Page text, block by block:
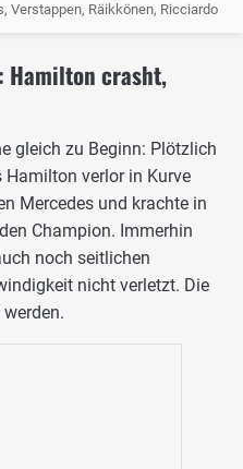
Verstappen, Räikkönen, Ricciardo
Hamilton crasht,
gleich zu Beginn: Plötzlich
verlor in Kurve
Mercedes und krachte in
Champion. Immerhin
noch seitlichen
nicht verletzt. Die